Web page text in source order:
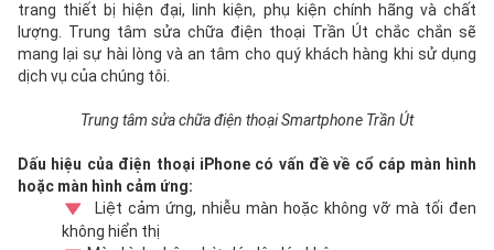
trang thiết bị hiện đại, linh kiện, phụ kiện chính hãng và chất
lượng. Trung tâm sửa chữa điện thoại Trần Út chắc chắn sẽ
mang lại sự hài lòng và an tâm cho quý khách hàng khi sử dụng
dịch vụ của chúng tôi.
Trung tâm sửa chữa điện thoại Smartphone Trần Út
Dấu hiệu của điện thoại iPhone có vấn đề về cổ cáp màn hình
hoặc màn hình cảm ứng:
Liệt cảm ứng, nhiễu màn hoặc không vỡ mà tối đen
không hiển thị